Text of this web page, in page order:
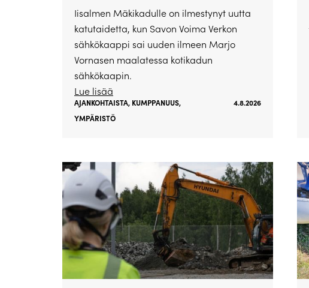
Iisalmen Mäkikadulle on ilmestynyt uutta
katutaidetta, kun Savon Voima Verkon
sähkökaappi sai uuden ilmeen Marjo
Vornasen maalatessa kotikadun
sähkökaapin.
Lue lisää
AJANKOHTAISTA, KUMPPANUUS,
YMPÄRISTÖ
4.8.2026